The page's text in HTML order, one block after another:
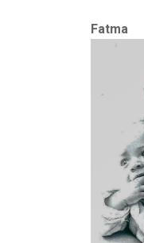
Fatma